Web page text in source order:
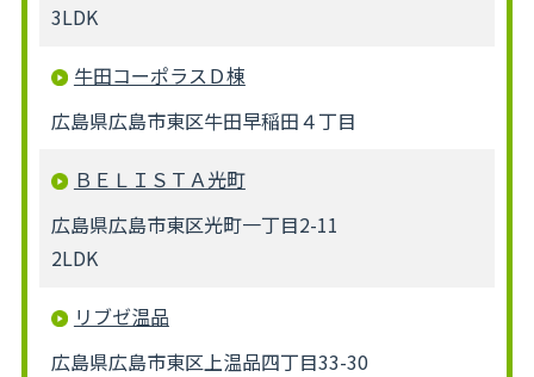
3LDK
牛田コーポラスＤ棟
広島県広島市東区牛田早稲田４丁目
ＢＥＬＩＳＴＡ光町
広島県広島市東区光町一丁目2-11
2LDK
リブゼ温品
広島県広島市東区上温品四丁目33-30